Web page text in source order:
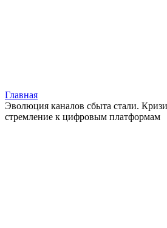
Главная
Эволюция каналов сбыта стали.
стремление к цифровым платформам